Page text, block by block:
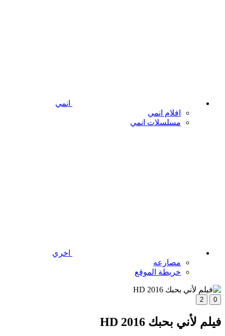
انمي
افلام انمي
مسلسلات انمي
اخري
مصارعه
خريطة الموقع
0
2
فيلم ﻷني بحبك 2016 HD